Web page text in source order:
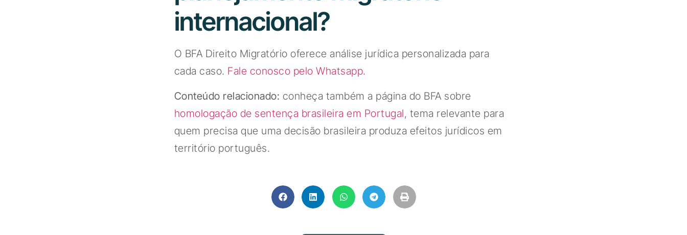
internacional?
O BFA Direito Migratório oferece análise jurídica personalizada para
cada caso. Fale conosco pelo Whatsapp.
Conteúdo relacionado: conheça também a página do BFA sobre
homologação de sentença brasileira em Portugal, tema relevante para
quem precisa que uma decisão brasileira produza efeitos jurídicos em
território português.